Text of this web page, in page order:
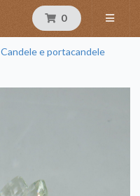
0
Candele e portacandele